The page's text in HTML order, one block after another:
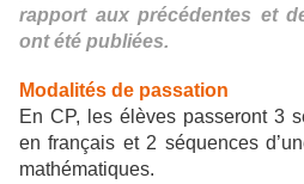
rapport aux précédentes et
ont été publiées.
Modalités de passation
En CP, les élèves passeront 3
en français et 2 séquences
mathématiques.